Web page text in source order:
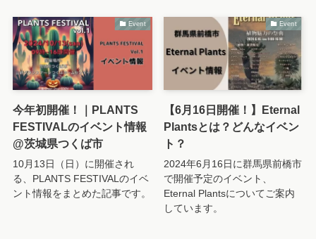
Event
今年初開催！｜PLANTS
FESTIVALのイベント情報
@茨城県つくば市
10月13日（日）に開催され
る、PLANTS FESTIVALのイベ
ント情報をまとめた記事です。
Event
【6月16日開催！】Eternal
Plantsとは？どんなイベン
ト？
2024年6月16日に群馬県前橋市
で開催予定のイベント、
Eternal Plantsについてご案内
しています。